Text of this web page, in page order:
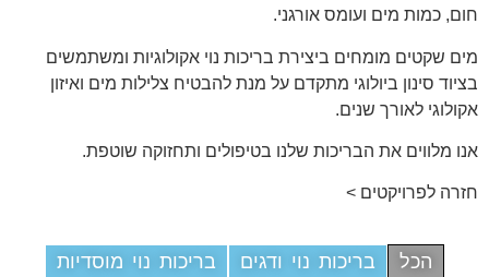
חום, כמות מים ועומס אורגני.
מים שקטים מומחים ביצירת בריכות נוי אקולוגיות ומשתמשים
בציוד סינון ביולוגי מתקדם על מנת להבטיח צלילות מים ואיזון
אקולוגי לאורך שנים.
אנו מלווים את הבריכות שלנו בטיפולים ותחזוקה שוטפת.
חזרה לפרויקטים >
בריכות נוי ודגים בריכות נוי מוסדיות הכל